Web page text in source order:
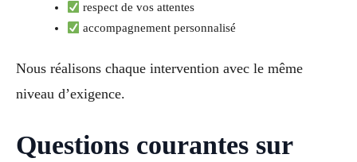
respect de vos attentes
accompagnement personnalisé
Nous réalisons chaque intervention avec le même
niveau d’exigence.
Questions courantes sur